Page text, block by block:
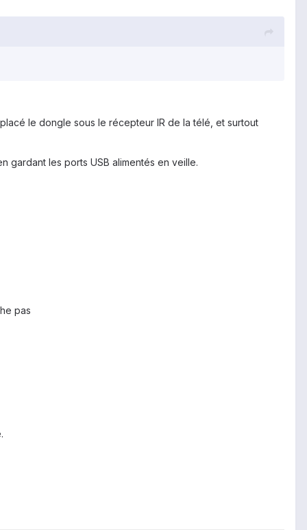
le dongle sous le récepteur IR de la télé, et surtout
gardant les ports USB alimentés en veille.
pas